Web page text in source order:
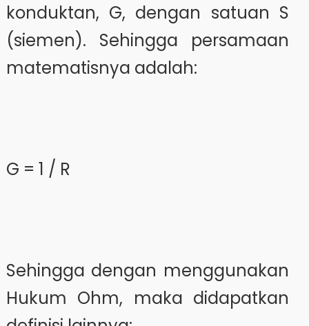
konduktan, G, dengan satuan S
(siemen). Sehingga persamaan
matematisnya adalah:
G = 1 / R
Sehingga dengan menggunakan
Hukum Ohm, maka didapatkan